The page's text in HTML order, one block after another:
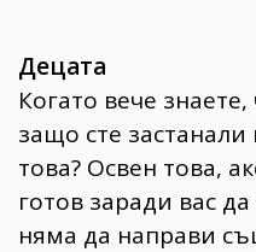
Децата
Когато вече
защо сте застанали
това? Освен това,
готов заради вас
няма да направи